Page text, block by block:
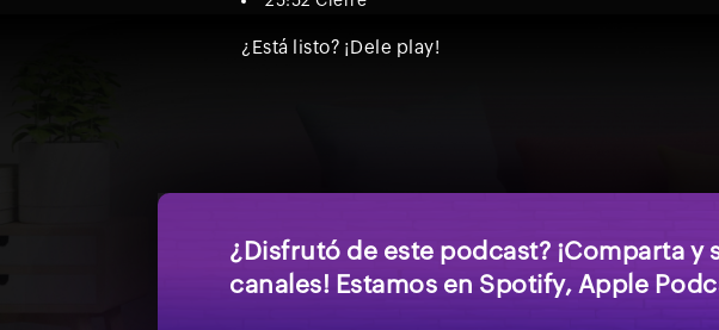
¿Está listo? ¡Dele play!
¿Disfrutó de este podcast? ¡Comparta y
canales! Estamos en Spotify, Apple